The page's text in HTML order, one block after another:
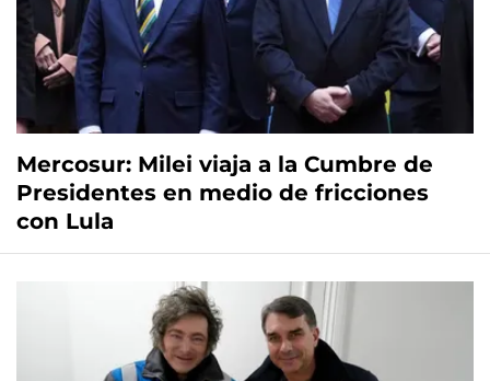
Mercosur: Milei viaja a la Cumbre de
Presidentes en medio de fricciones
con Lula